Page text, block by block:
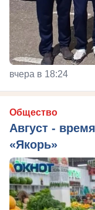
вчера в 18:24
Общество
Август -
«Якорь»